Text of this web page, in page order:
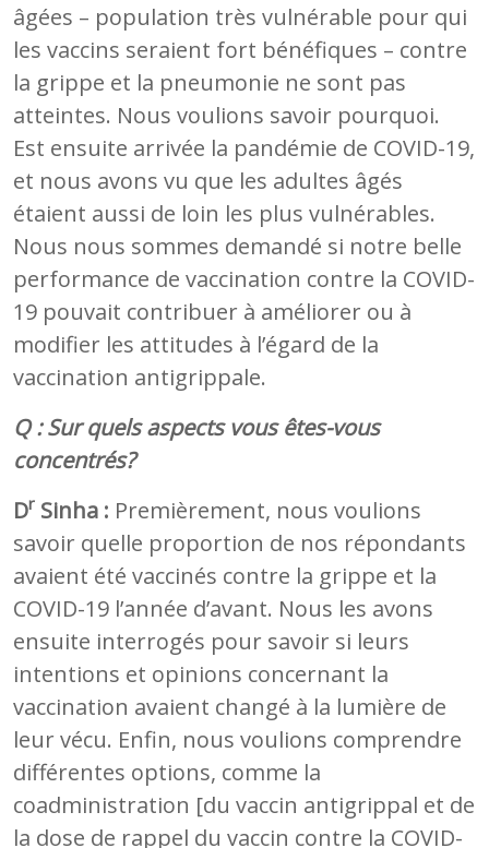
âgées – population très vulnérable pour qui
les vaccins seraient fort bénéfiques – contre
la grippe et la pneumonie ne sont pas
atteintes. Nous voulions savoir pourquoi.
Est ensuite arrivée la pandémie de COVID-19,
et nous avons vu que les adultes âgés
étaient aussi de loin les plus vulnérables.
Nous nous sommes demandé si notre belle
performance de vaccination contre la COVID-
19 pouvait contribuer à améliorer ou à
modifier les attitudes à l’égard de la
vaccination antigrippale.
Q : Sur quels aspects vous êtes-vous
concentrés?
Dr Sinha : Premièrement, nous voulions
savoir quelle proportion de nos répondants
avaient été vaccinés contre la grippe et la
COVID-19 l’année d’avant. Nous les avons
ensuite interrogés pour savoir si leurs
intentions et opinions concernant la
vaccination avaient changé à la lumière de
leur vécu. Enfin, nous voulions comprendre
différentes options, comme la
coadministration [du vaccin antigrippal et de
la dose de rappel du vaccin contre la COVID-